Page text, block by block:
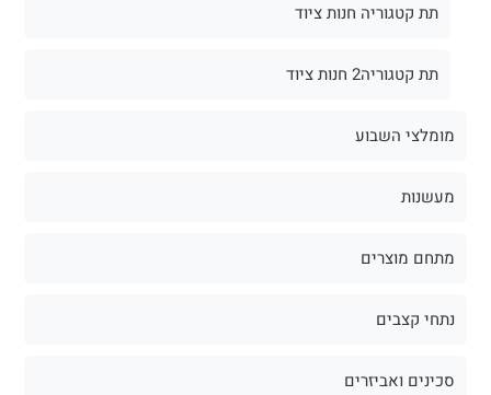
תת קטגוריה חנות ציוד
תת קטגוריה2 חנות ציוד
מומלצי השבוע
מעשנות
מתחם מוצרים
נתחי קצבים
סכינים ואביזרים